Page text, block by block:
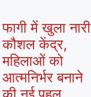
फागी में खुला नारी
कौशल केंद्र,
महिलाओं को
आत्मनिर्भर बनाने